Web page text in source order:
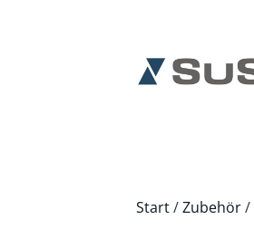
Start/Zubehör/